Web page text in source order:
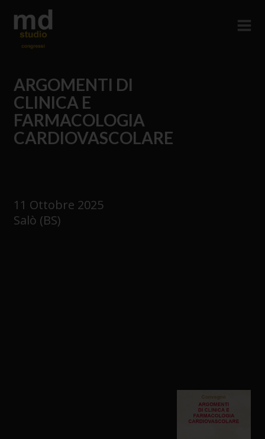
ARGOMENTI DI
CLINICA E
FARMACOLOGIA
CARDIOVASCOLARE
11 Ottobre 2025
Salò (BS)